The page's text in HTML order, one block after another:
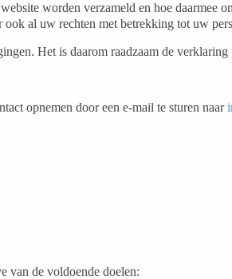
worden verzameld en hoe daarmee
al uw rechten met betrekking tot uw
Het is daarom raadzaam de verklaring
opnemen door een e-mail te sturen naar
van de voldoende doelen: